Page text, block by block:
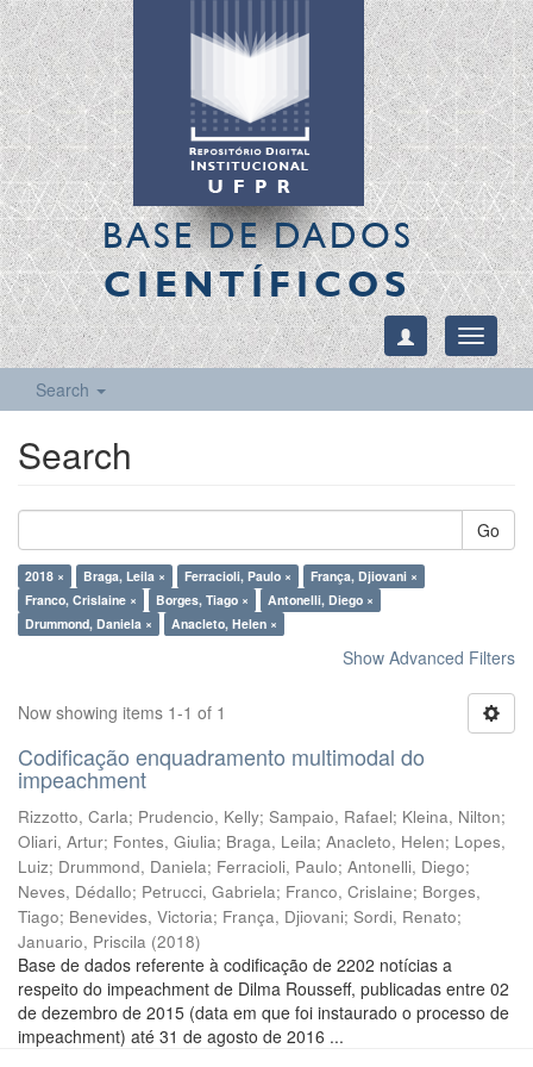
BASE DE DADOS
CIENTÍFICOS
Toggle
Search
Search
Go
2018 × Braga, Leila × Ferracioli, Paulo ×
França, Djiovani ×
Franco, Crislaine ×
Borges, Tiago ×
Antonelli, Diego ×
Drummond, Daniela ×
Anacleto, Helen ×
Show Advanced Filters
Now showing items 1-1 of 1
Codificação enquadramento multimodal do
impeachment
Rizzotto, Carla; Prudencio, Kelly; Sampaio, Rafael; Kleina, Nilton;
Oliari, Artur; Fontes, Giulia; Braga, Leila; Anacleto, Helen; Lopes,
Luiz; Drummond, Daniela; Ferracioli, Paulo; Antonelli, Diego;
Neves, Dédallo; Petrucci, Gabriela; Franco, Crislaine; Borges,
Tiago; Benevides, Victoria; França, Djiovani; Sordi, Renato;
Januario, Priscila (2018)
Base de dados referente à codificação de 2202 notícias a
respeito do impeachment de Dilma Rousseff, publicadas entre 02
de dezembro de 2015 (data em que foi instaurado o processo de
impeachment) até 31 de agosto de 2016 ...